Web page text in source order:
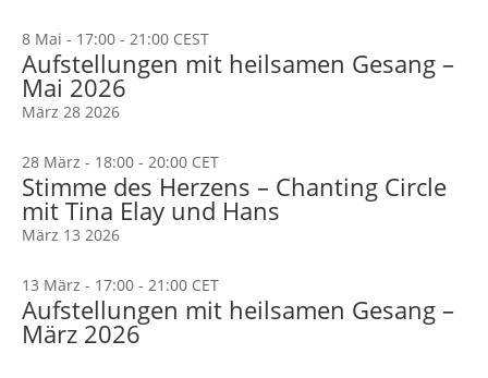
8 Mai - 17:00- 21:00 CEST
Aufstellungen mit heilsamen Gesang –
Mai 2026
März 28 2026
28 März - 18:00- 20:00 CET
Stimme des Herzens – Chanting Circle
mit Tina Elay und Hans
März 13 2026
13 März - 17:00- 21:00 CET
Aufstellungen mit heilsamen Gesang –
März 2026